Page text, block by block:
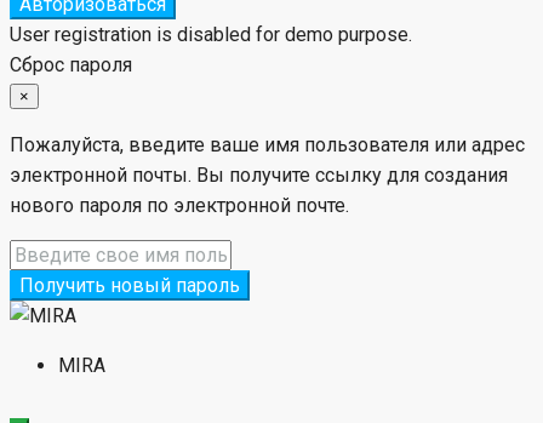
User registration is disabled for demo purpose.
Сброс пароля
×
Пожалуйста, введите ваше имя пользователя или адрес
электронной почты. Вы получите ссылку для создания
нового пароля по электронной почте.
Получить новый пароль
MIRA